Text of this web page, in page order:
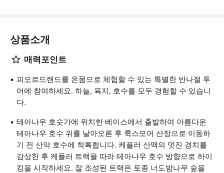
상품소개
매력포인트
피오르드랜드를 온몸으로 체험할 수 있는 특별한 반나절 투
어에 참여하세요. 하늘, 육지, 호수를 모두 경험할 수 있습니
다.
테아나우 호숫가에 위치한 베이스에서 출발하여 아름다운
테아나우 호수 위를 날아오른 후 룩스모어 산장으로 이동하
기 전 산악 호수에 착륙합니다. 케플러 산맥의 멋진 경치를
감상한 후 케플러 트랙을 따라 테아나우 호수 방향으로 하이
킹을 시작하세요. 잘 조성된 트랙은 토종 너도밤나무 숲을